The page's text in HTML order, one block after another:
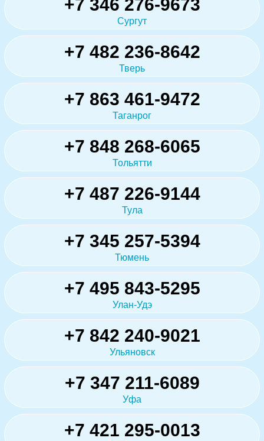
+7 346 276-9673
Сургут
+7 482 236-8642
Тверь
+7 863 461-9472
Таганрог
+7 848 268-6065
Тольятти
+7 487 226-9144
Тула
+7 345 257-5394
Тюмень
+7 495 843-5295
Улан-Удэ
+7 842 240-9021
Ульяновск
+7 347 211-6089
Уфа
+7 421 295-0013